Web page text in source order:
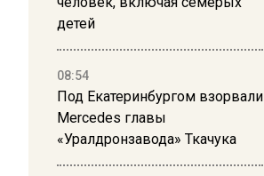
детей
08:54
Под Екатеринбургом взорвали
Mercedes главы
«Уралдронзавода» Ткачука